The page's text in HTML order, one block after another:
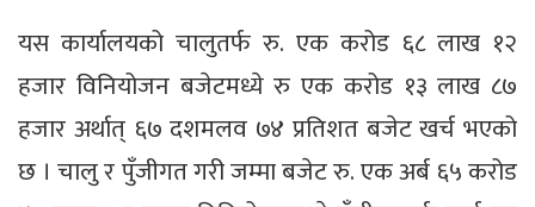
यस कार्यालयको चालुतर्फ रु. एक करोड ६८ लाख १२
हजार विनियोजन बजेटमध्ये रु एक करोड १३ लाख ८७
हजार अर्थात् ६७ दशमलव ७४ प्रतिशत बजेट खर्च भएको
छ । चालु र पुँजीगत गरी जम्मा बजेट रु. एक अर्ब ६५ करोड